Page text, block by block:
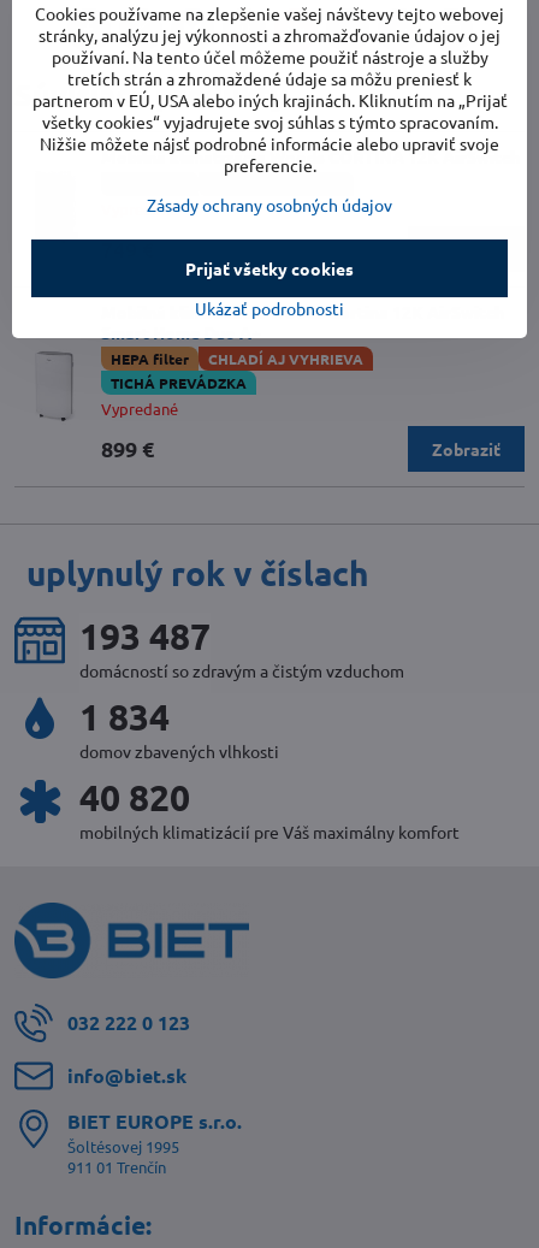
FacebookTwitterBlueskyPinterestRedditLinkedInWhatsApp
E-
mail
Súvisiace produkty
Mobilná klimatizácia Woods CORTINA 12K AirSwitch
Vypredané
749 €
Mobilná klimatizácia Woods Cortina 12K AirSwitch
HEPA filter
CHLADÍ AJ VYHRIEVA
TICHÁ PREVÁDZKA
Vypredané
899 € Zobraziť
uplynulý rok v číslach
214 165
domácností so zdravým a čistým vzduchom
2 030
domov zbavených vlhkosti
45 216
mobilných klimatizácií pre Váš maximálny komfort
032 222 0 123
info​@biet​.sk
BIET EUROPE s​.r​.o​.
Šoltésovej 1995
911 01 Trenčín
Informácie:
Cookies používame na zlepšenie vašej návštevy tejto webovej
stránky, analýzu jej výkonnosti a zhromažďovanie údajov o jej
používaní. Na tento účel môžeme použiť nástroje a služby
tretích strán a zhromaždené údaje sa môžu preniesť k
partnerom v EÚ, USA alebo iných krajinách. Kliknutím na „Prijať
všetky cookies“ vyjadrujete svoj súhlas s týmto spracovaním.
Nižšie môžete nájsť podrobné informácie alebo upraviť svoje
preferencie.
Zásady ochrany osobných údajov
Ukázať podrobnosti
Prijať všetky cookies